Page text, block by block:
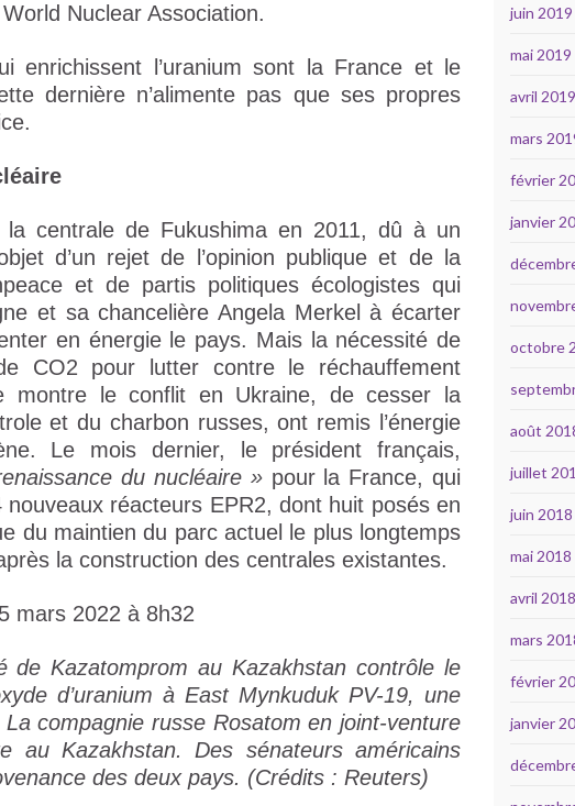
Nuclear Association.
enrichissent l’uranium sont la France et le
dernière n’alimente pas que ses propres
centrale de Fukushima en 2011, dû à un
d’un rejet de l’opinion publique et de la
et de partis politiques écologistes qui
et sa chancelière Angela Merkel à écarter
en énergie le pays. Mais la nécessité de
CO2 pour lutter contre le réchauffement
montre le conflit en Ukraine, de cesser la
et du charbon russes, ont remis l’énergie
Le mois dernier, le président français,
du nucléaire »pour la France, qui
réacteurs EPR2, dont huit posés en
du maintien du parc actuel le plus longtemps
la construction des centrales existantes.
mars 2022 à 8h32
de Kazatomprom au Kazakhstan contrôle le
d’uranium à East Mynkuduk PV-19, une
compagnie russe Rosatom en joint-venture
au Kazakhstan. Des sénateurs américains
des deux pays. (Crédits : Reuters)
juin 2019
mai 2019
avril 2019
mars
février
janvier
octobre
août
juillet
juin 2018
mai 2018
avril 2018
mars
février
janvier